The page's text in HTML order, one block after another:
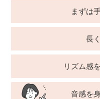
まずは
長
リズム感
音感を